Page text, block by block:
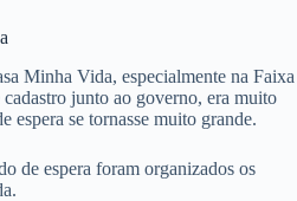
Minha Vida, especialmente na Faixa
junto ao governo, era muito
espera se tornasse muito grande.
de espera foram organizados os